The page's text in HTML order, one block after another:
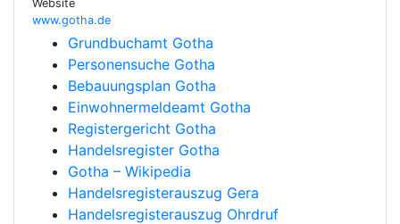
Website
www.gotha.de
Grundbuchamt Gotha
Personensuche Gotha
Bebauungsplan Gotha
Einwohnermeldeamt Gotha
Registergericht Gotha
Handelsregister Gotha
Gotha – Wikipedia
Handelsregisterauszug Gera
Handelsregisterauszug Ohrdruf